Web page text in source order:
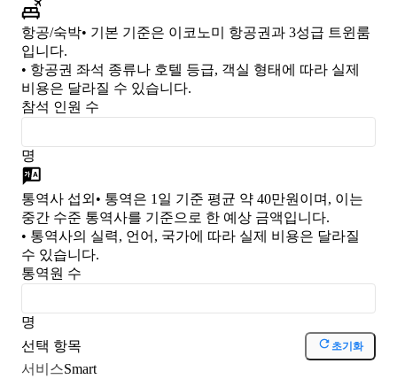
항공/숙박• 기본 기준은 이코노미 항공권과 3성급 트윈룸
입니다.
• 항공권 좌석 종류나 호텔 등급, 객실 형태에 따라 실제
비용은 달라질 수 있습니다.
참석 인원 수
명
통역사 섭외 • 통역은 1일 기준 평균 약 40만원이며, 이는
중간 수준 통역사를 기준으로 한 예상 금액입니다.
• 통역사의 실력, 언어, 국가에 따라 실제 비용은 달라질
수 있습니다.
통역원 수
명
선택 항목
초기화
서비스Smart